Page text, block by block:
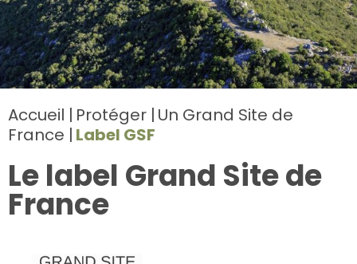
Accueil Protéger Un Grand Site de
France Label GSF
Le label Grand Site de
France